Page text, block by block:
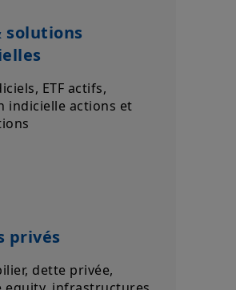
solutions
ETF actifs,
indicielle actions et
privés
dette privée,